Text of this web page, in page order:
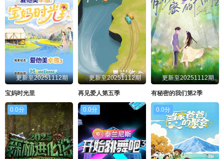
更新至20251112期
宝妈时光里
更新至20251112期
再见爱人第五季
更新至20251112期
有秘密的我们第2季
0.0分 0.0分 0.0分